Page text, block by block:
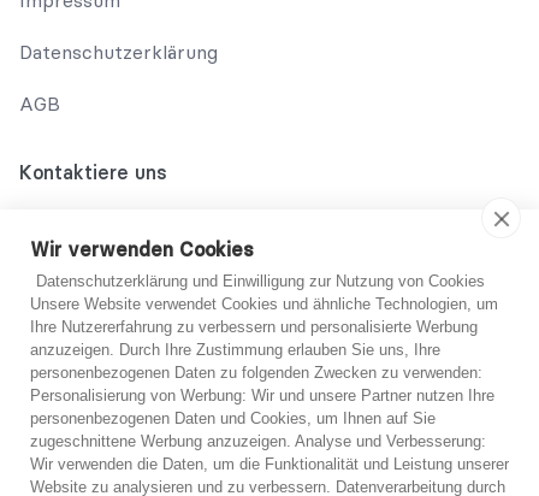
Du bist dir nicht sicher?
Wenn Sie sich unsicher sind, können Sie sich
kostenlos von einem unserer Experten telefonisch
Datenschutzerklärung
AGB
Kontaktiere uns
support@abo-hilfe.de
© 2021 abo-hilfe.de
*Hinweis: abo-hilfe.de dient als informative Website. Der
Verbraucher erhält Informationen und Tipps und Tricks rund um
das Thema Verbraucherschutz. Die Informationsweitergabe an
Wir verwenden Cookies
Datenschutzerklärung und Einwilligung zur Nutzung von Cookies
Unsere Website verwendet Cookies und ähnliche Technologien, um
Ihre Nutzererfahrung zu verbessern und personalisierte Werbung
anzuzeigen. Durch Ihre Zustimmung erlauben Sie uns, Ihre
personenbezogenen Daten zu folgenden Zwecken zu verwenden:
Personalisierung von Werbung: Wir und unsere Partner nutzen Ihre
personenbezogenen Daten und Cookies, um Ihnen auf Sie
zugeschnittene Werbung anzuzeigen. Analyse und Verbesserung:
Wir verwenden die Daten, um die Funktionalität und Leistung unserer
Website zu analysieren und zu verbessern. Datenverarbeitung durch